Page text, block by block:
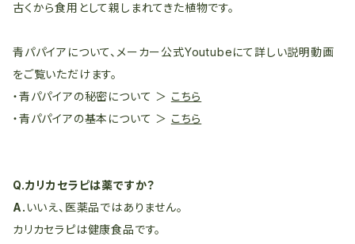
古くから食用として親しまれてきた植物です。
青パパイアについて、メーカー公式Youtubeにて詳しい説明動画
をご覧いただけます。
・青パパイアの秘密について ＞ こちら
・青パパイアの基本について ＞ こちら
Q.カリカセラピは薬ですか？
A.いいえ、医薬品ではありません。
カリカセラピは健康食品です。